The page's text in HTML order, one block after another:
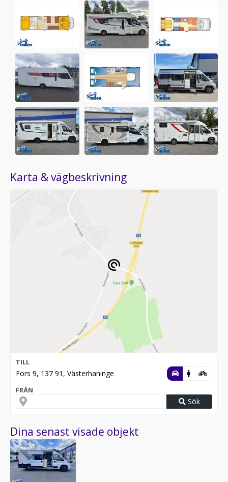
Karta & vägbeskrivning
TILL
Fors 9, 137 91, Västerhaninge
FRÅN
Sök
Dina senast visade objekt